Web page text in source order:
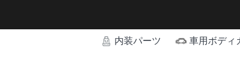
内装パーツ 車用ボディ